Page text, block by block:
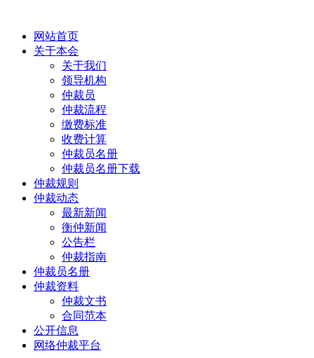
网站首页
关于本会
关于我们
领导机构
仲裁员
仲裁流程
缴费标准
收费计算
仲裁员名册
仲裁员名册下载
仲裁规则
仲裁动态
最新新闻
衡仲新闻
公告栏
仲裁指南
仲裁员名册
仲裁资料
仲裁文书
合同范本
公开信息
网络仲裁平台